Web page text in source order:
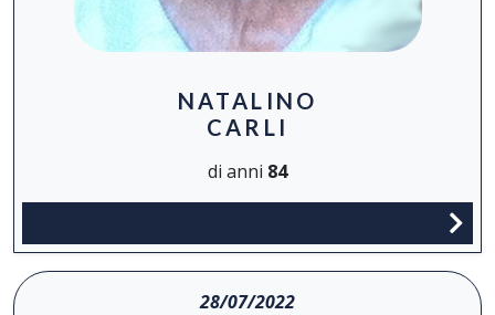
NATALINO
CARLI
di anni 84
28/07/2022